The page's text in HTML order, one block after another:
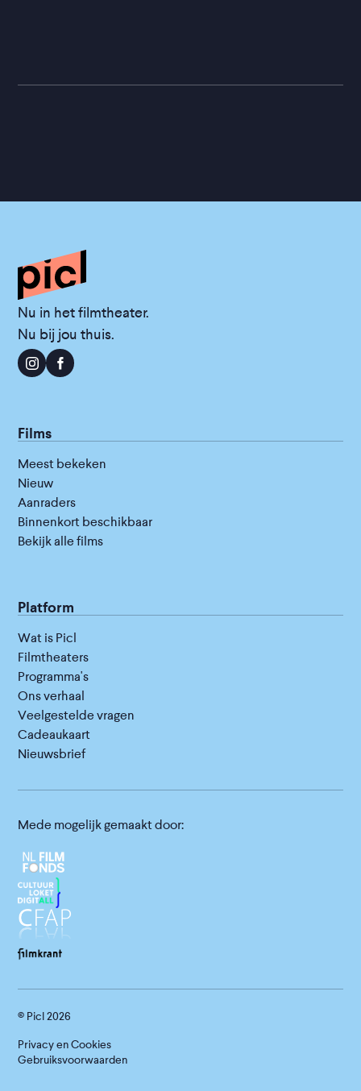
Nu in het filmtheater.
Nu bij jou thuis.
Films
Meest bekeken
Nieuw
Aanraders
Binnenkort beschikbaar
Bekijk alle films
Platform
Wat is Picl
Filmtheaters
Programma's
Ons verhaal
Veelgestelde vragen
Cadeaukaart
Nieuwsbrief
Mede mogelijk gemaakt door:
© Picl2026
Privacy en Cookies
Gebruiksvoorwaarden